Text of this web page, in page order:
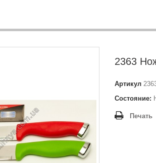
2363
Артикул
Состояние:
Печать